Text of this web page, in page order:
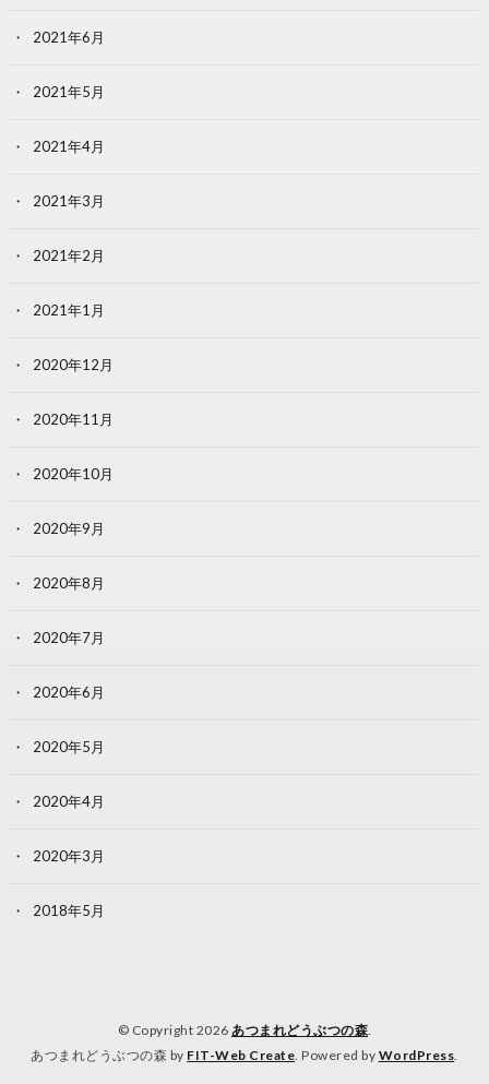
2021年6月
2021年5月
2021年4月
2021年3月
2021年2月
2021年1月
2020年12月
2020年11月
2020年10月
2020年9月
2020年8月
2020年7月
2020年6月
2020年5月
2020年4月
2020年3月
2018年5月
© Copyright 2026 あつまれどうぶつの森.
あつまれどうぶつの森 by FIT-Web Create. Powered by WordPress.